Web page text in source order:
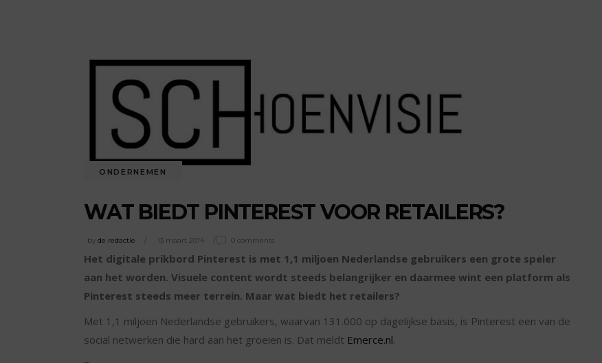
ONDERNEMEN
WAT BIEDT PINTEREST VOOR RETAILERS?
by de redactie 13 maart 2014 0 comments
Het digitale prikbord Pinterest is met 1,1 miljoen Nederlandse gebruikers een grote speler
aan het worden. Visuele content wordt steeds belangrijker en daarmee wint een platform als
Pinterest steeds meer terrein. Maar wat biedt het retailers?
Met 1,1 miljoen Nederlandse gebruikers, waarvan 131.000 op dagelijkse basis, is Pinterest een van de
social netwerken die hard aan het groeien is. Dat meldt Emerce.nl.